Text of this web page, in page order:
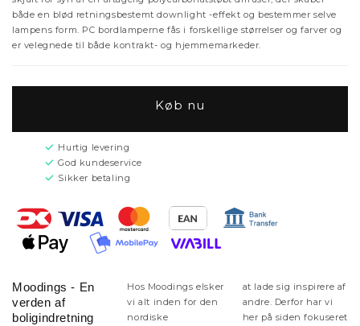
både en blød retningsbestemt downlight -effekt og bestemmer selve
lampens form. PC bordlamperne fås i forskellige størrelser og farver og
er velegnede til både kontrakt- og hjemmemarkeder.
Køb nu
Hurtig levering
God kundeservice
Sikker betaling
Moodings - En
verden af
boligindretning
Hos Moodings elsker
vi alt inden for den
nordiske
at lade sig inspirere af
andre. Derfor har vi
her på siden fokuseret